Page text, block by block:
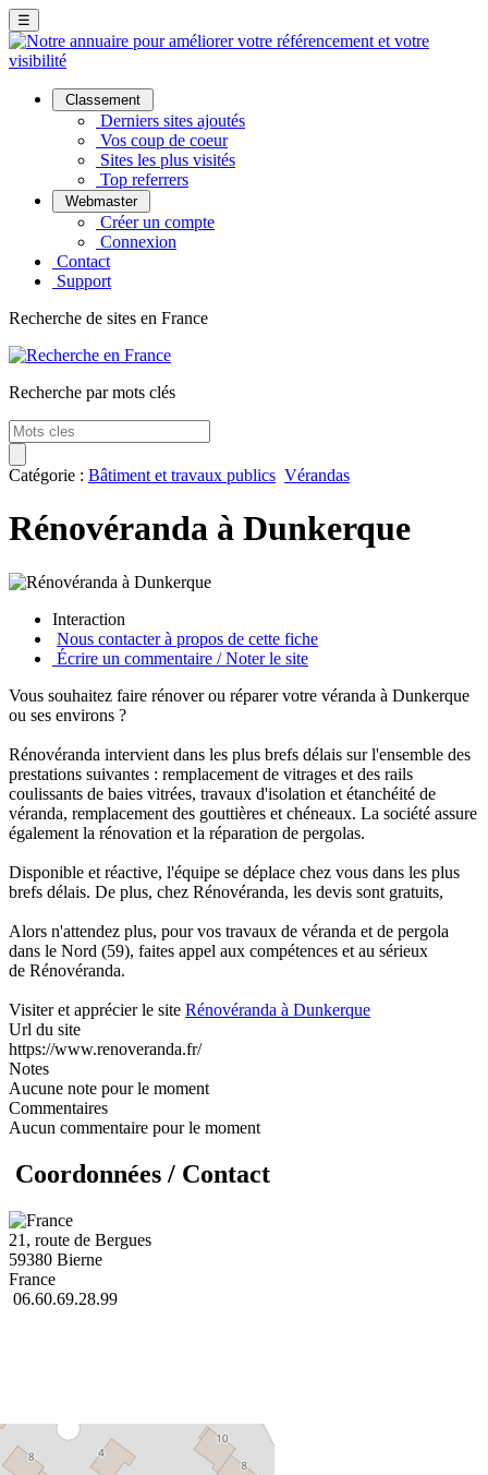
☰
Classement
Derniers sites ajoutés
Vos coup de coeur
Sites les plus visités
Top referrers
Webmaster
Créer un compte
Connexion
Contact
Support
Recherche de sites en France
Recherche par mots clés
Catégorie : Bâtiment et travaux publics Vérandas
Rénovéranda à Dunkerque
Interaction
Nous contacter à propos de cette fiche
Écrire un commentaire / Noter le site
Vous souhaitez faire rénover ou réparer votre véranda à Dunkerque
ou ses environs ?
Rénovéranda intervient dans les plus brefs délais sur l'ensemble des
prestations suivantes : remplacement de vitrages et des rails
coulissants de baies vitrées, travaux d'isolation et étanchéité de
véranda, remplacement des gouttières et chéneaux. La société assure
également la rénovation et la réparation de pergolas.
Disponible et réactive, l'équipe se déplace chez vous dans les plus
brefs délais. De plus, chez Rénovéranda, les devis sont gratuits,
Alors n'attendez plus, pour vos travaux de véranda et de pergola
dans le Nord (59), faites appel aux compétences et au sérieux
de Rénovéranda.
Visiter et apprécier le site Rénovéranda à Dunkerque
Url du site
https://www.renoveranda.fr/
Notes
Aucune note pour le moment
Commentaires
Aucun commentaire pour le moment
Coordonnées / Contact
21, route de Bergues
59380 Bierne
France
06.60.69.28.99